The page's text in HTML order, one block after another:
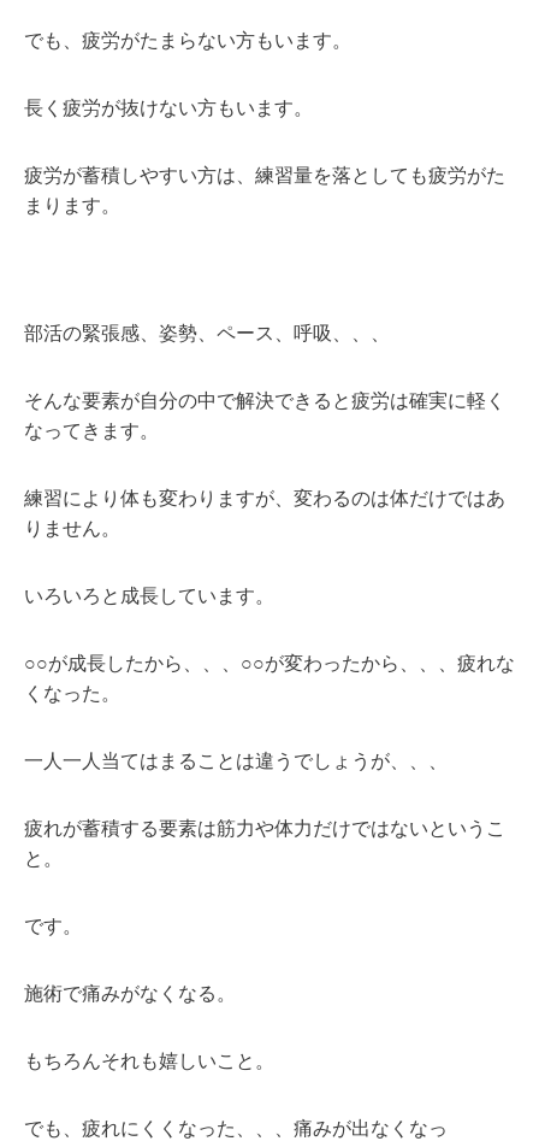
でも、疲労がたまらない方もいます。
長く疲労が抜けない方もいます。
疲労が蓄積しやすい方は、練習量を落としても疲労がた
まります。
部活の緊張感、姿勢、ペース、呼吸、、、
そんな要素が自分の中で解決できると疲労は確実に軽く
なってきます。
練習により体も変わりますが、変わるのは体だけではあ
りません。
いろいろと成長しています。
○○が成長したから、、、○○が変わったから、、、疲れな
くなった。
一人一人当てはまることは違うでしょうが、、、
疲れが蓄積する要素は筋力や体力だけではないというこ
と。
です。
施術で痛みがなくなる。
もちろんそれも嬉しいこと。
でも、疲れにくくなった、、、痛みが出なくなっ